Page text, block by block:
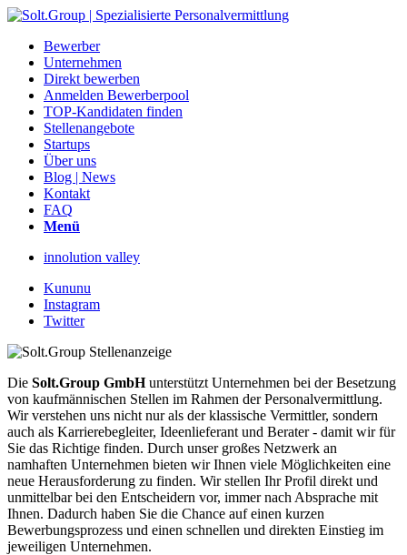
Bewerber
Unternehmen
Direkt bewerben
Anmelden Bewerberpool
TOP-Kandidaten finden
Stellenangebote
Startups
Über uns
Blog | News
Kontakt
FAQ
Menü
innolution valley
Kununu
Instagram
Twitter
Die Solt.Group GmbHunterstützt Unternehmen bei der Besetzung
von kaufmännischen Stellen im Rahmen der Personalvermittlung.
Wir verstehen uns nicht nur als der klassische Vermittler, sondern
auch als Karrierebegleiter, Ideenlieferant und Berater - damit wir für
Sie das Richtige finden. Durch unser großes Netzwerk an
namhaften Unternehmen bieten wir Ihnen viele Möglichkeiten eine
neue Herausforderung zu finden. Wir stellen Ihr Profil direkt und
unmittelbar bei den Entscheidern vor, immer nach Absprache mit
Ihnen. Dadurch haben Sie die Chance auf einen kurzen
Bewerbungsprozess und einen schnellen und direkten Einstieg im
jeweiligen Unternehmen.